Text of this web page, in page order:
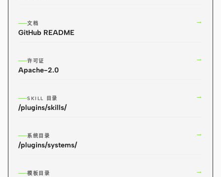
Devin for Terminal
Kiro CLI
Mistral Vibe CLI
Qoder CLI
文档
GitHub README
→
许可证
Apache-2.0
→
SKILL 目录
/plugins/skills/
→
系统目录
/plugins/systems/
→
模板目录 →